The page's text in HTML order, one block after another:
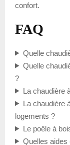
confort.
FAQ
Quelle
Quelle
?
La chaudière
La chaudière
logements ?
Le poêle à
Quelles aides